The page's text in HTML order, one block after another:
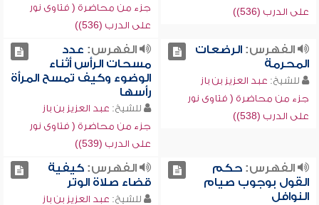
على الدرب (536))
جزء من محاضرة ( فتاوى نور
على الدرب (536))
الفهرس:الرضعات
المحرمة
للشيخ: عبد العزيز بن باز
جزء من محاضرة ( فتاوى نور
على الدرب (538))
الفهرس: عدد
مسحات الرأس أثناء
الوضوء وكيف تمسح المرأة
رأسها
للشيخ: عبد العزيز بن باز
جزء من محاضرة ( فتاوى نور
على الدرب (539))
الفهرس:حكم
القول بوجوب صيام
النوافل
الفهرس:كيفية
قضاء صلاة الوتر
للشيخ: عبد العزيز بن باز